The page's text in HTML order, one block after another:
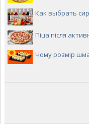
Как выбрать
Піца після
Чому розмір